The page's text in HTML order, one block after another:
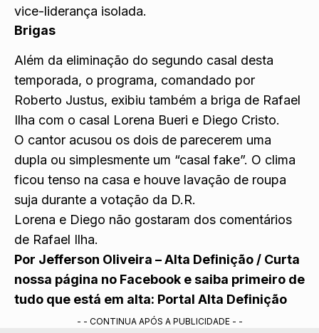
vice-liderança isolada.
Brigas
Além da eliminação do segundo casal desta
temporada, o programa, comandado por
Roberto Justus, exibiu também a briga de Rafael
Ilha com o casal Lorena Bueri e Diego Cristo.
O cantor acusou os dois de parecerem uma
dupla ou simplesmente um “casal fake”. O clima
ficou tenso na casa e houve lavação de roupa
suja durante a votação da D.R.
Lorena e Diego não gostaram dos comentários
de Rafael Ilha.
Por Jefferson Oliveira – Alta Definição / Curta
nossa página no Facebook e saiba primeiro de
tudo que está em alta: Portal Alta Definição
- - CONTINUA APÓS A PUBLICIDADE - -